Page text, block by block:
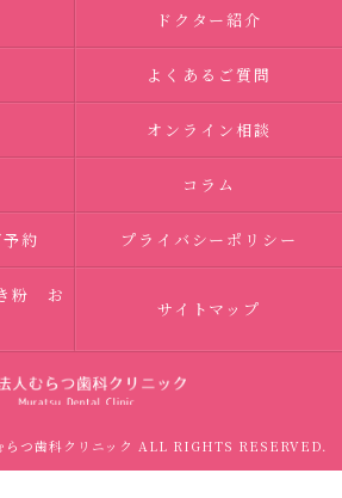
ドクター紹介
よくあるご質問
オンライン相談
コラム
約 プライバシーポリシー
粉 お
サイトマップ
らつ歯科クリニック ALL RIGHTS RESERVED.